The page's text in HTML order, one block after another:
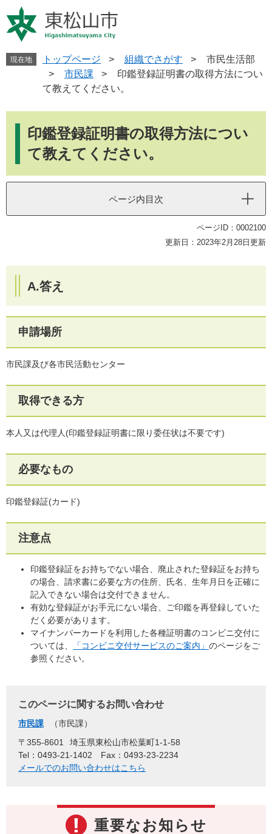
ー
ジ
ニ
ュ
現在地 トップページ > 組織でさがす >
市民生活部
>
市民課 >
印鑑登録証明書の取得方法につい
て教えてください。
印鑑登録証明書の取得方法につい
て教えてください。
ページ内目次
ページID：0002100
更新日：2023年2月28日更新
A.答え
申請場所
市民課及び各市民活動センター
取得できる方
本人又は代理人(印鑑登録証明書に限り委任状は不要です)
必要なもの
印鑑登録証(カード)
注意点
印鑑登録証をお持ちでない場合、廃止された登録証をお持ち
の場合、請求書に必要な方の住所、氏名、生年月日を正確に
記入できない場合は交付できません。
有効な登録証がお手元にない場合、ご印鑑を再登録していた
だく必要があります。
マイナンバーカードを利用した各種証明書のコンビニ交付に
ついては、
「コンビニ交付サービスのご案内」 のページをご
参照ください。
このページに関するお問い合わせ
市民課
市民課
〒355-8601
埼玉県東松山市松葉町1-1-58
Tel：0493-21-1402
Fax：0493-23-2234
メールでのお問い合わせはこちら
重要なお知らせ